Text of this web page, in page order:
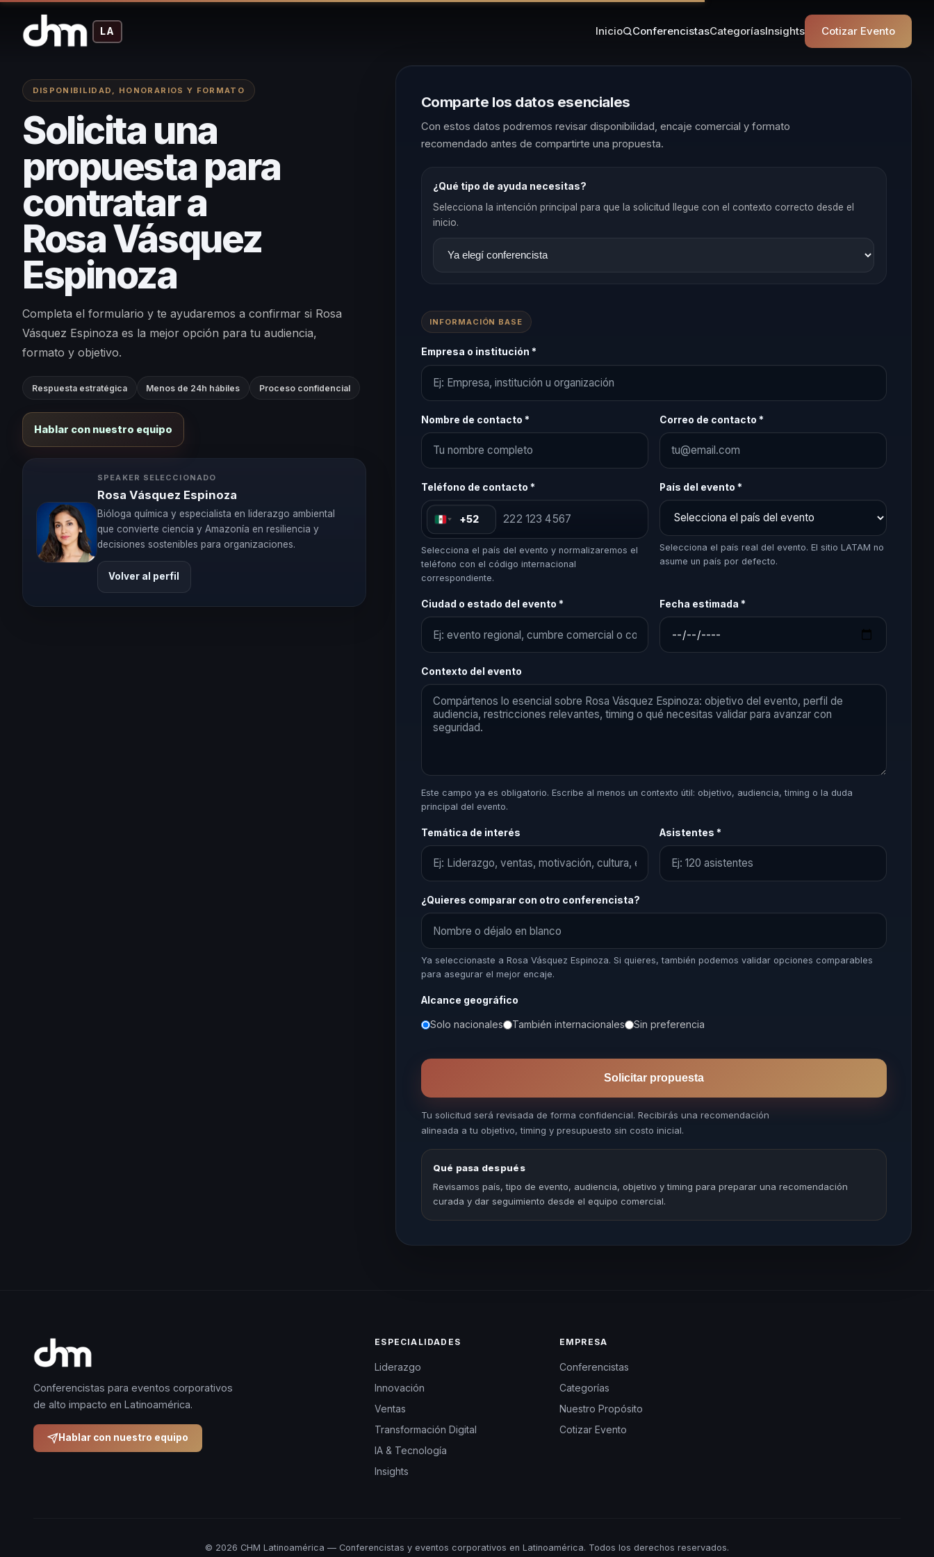
LA Inicio ConferencistasCategoríasInsights Cotizar Evento
DISPONIBILIDAD, HONORARIOS Y FORMATO
Solicita una
propuesta para
contratar a
Rosa Vásquez
Espinoza
Completa el formulario y te ayudaremos a confirmar si Rosa
Vásquez Espinoza es la mejor opción para tu audiencia,
formato y objetivo.
Respuesta estratégica Menos de 24h hábiles Proceso confidencial
Hablar con nuestro equipo
SPEAKER SELECCIONADO
Rosa Vásquez Espinoza
Bióloga química y especialista en liderazgo ambiental
que convierte ciencia y Amazonía en resiliencia y
decisiones sostenibles para organizaciones.
Volver al perfil
Comparte los datos esenciales
Con estos datos podremos revisar disponibilidad, encaje comercial y formato
recomendado antes de compartirte una propuesta.
¿Qué tipo de ayuda necesitas?
Selecciona la intención principal para que la solicitud llegue con el contexto correcto desde el
inicio.
INFORMACIÓN BASE
Empresa o institución *
Nombre de contacto * Correo de contacto *
Teléfono de contacto *
+52
Selecciona el país del evento y normalizaremos el
teléfono con el código internacional
correspondiente.
País del evento *
Selecciona el país real del evento. El sitio LATAM no
asume un país por defecto.
Ciudad o estado del evento * Fecha estimada *
Contexto del evento
Este campo ya es obligatorio. Escribe al menos un contexto útil: objetivo, audiencia, timing o la duda
principal del evento.
Temática de interés Asistentes *
¿Quieres comparar con otro conferencista?
Ya seleccionaste a Rosa Vásquez Espinoza. Si quieres, también podemos validar opciones comparables
para asegurar el mejor encaje.
Alcance geográfico
Solo nacionales También internacionales Sin preferencia
Solicitar propuesta
Tu solicitud será revisada de forma confidencial. Recibirás una recomendación
alineada a tu objetivo, timing y presupuesto sin costo inicial.
Qué pasa después
Revisamos país, tipo de evento, audiencia, objetivo y timing para preparar una recomendación
curada y dar seguimiento desde el equipo comercial.
Conferencistas para eventos corporativos
de alto impacto en Latinoamérica.
Hablar con nuestro equipo
ESPECIALIDADES
Liderazgo
Innovación
Ventas
Transformación Digital
IA & Tecnología
Insights
EMPRESA
Conferencistas
Categorías
Nuestro Propósito
Cotizar Evento
© 2026 CHM Latinoamérica — Conferencistas y eventos corporativos en Latinoamérica. Todos los derechos reservados.